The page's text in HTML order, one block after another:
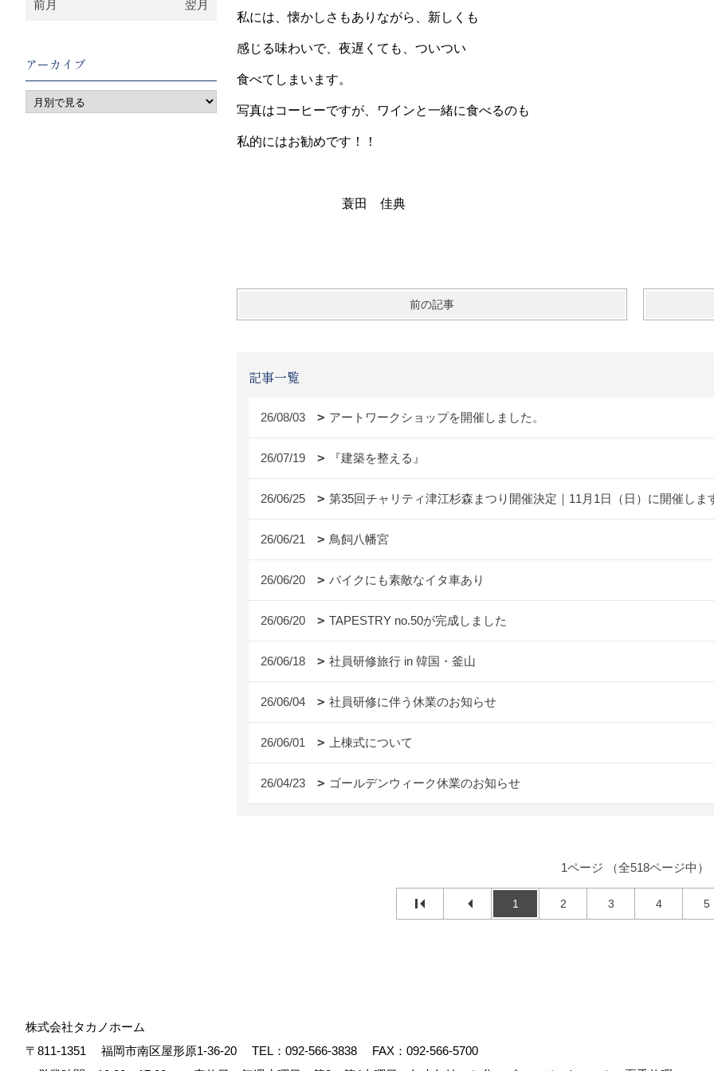
私には、懐かしさもありながら、新しくも
感じる味わいで、夜遅くても、ついつい
食べてしまいます。
写真はコーヒーですが、ワインと一緒に食べるのも
私的にはお勧めです！！
蓑田 佳典
前の記事
記事一覧
26/08/03 アートワークショップを開催しました。
26/07/19 『建築を整える』
26/06/25 第35回チャリティ津江杉森まつり開催決定｜11月1日（日）に開催しま
26/06/21 鳥飼八幡宮
26/06/20 バイクにも素敵なイタ車あり
26/06/20 TAPESTRY no.50が完成しました
26/06/18 社員研修旅行 in 韓国・釜山
26/06/04 社員研修に伴う休業のお知らせ
26/06/01 上棟式について
26/04/23 ゴールデンウィーク休業のお知らせ
1ページ （全518ページ中）
1 2 3 4 5
前月 翌月
アーカイブ
株式会社タカノホーム
〒811-1351
福岡市南区屋形原1-36-20 TEL： 092-566-3838
FAX：092-566-5700